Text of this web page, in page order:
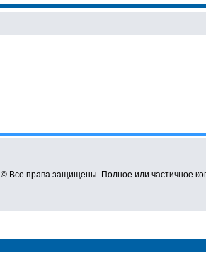
© Все права защищены. Полное или частичное